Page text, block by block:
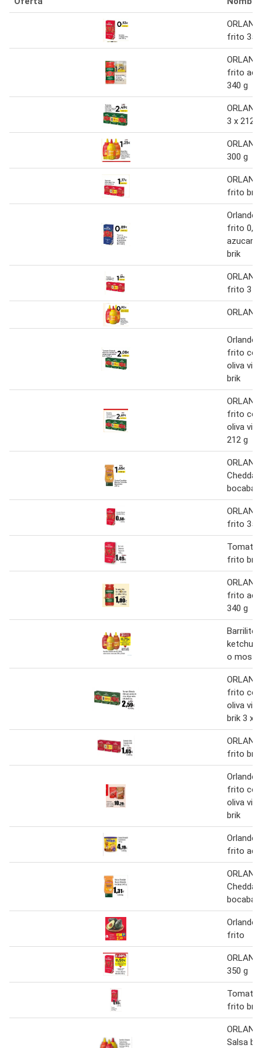
frito 350
frito
340 g
3 x 212 g
300 g
frito brik
Orlando
frito 0,0
brik
frito 3 x
Orlando
frito
oliva
brik
frito
oliva
212 g
Cheddar
frito 350
Tomate
frito brik
frito
340 g
Barrilito
ketchup
o
frito
oliva
brik 3 x
frito brik
Orlando
frito
oliva
brik
Orlando
frito
Cheddar
Orlando
frito
350 g
Tomate
frito brik
Salsa